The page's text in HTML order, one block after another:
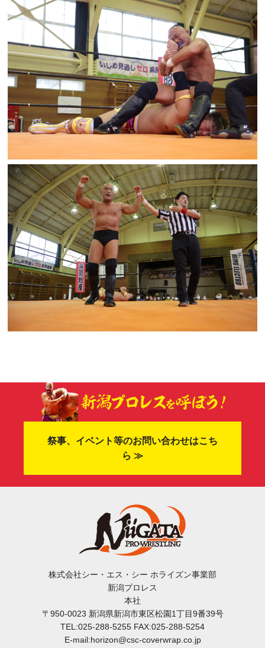
祭事、イベント等のお問い合わせはこち
ら ≫
株式会社シー・エス・シー ホライズン事業部
新潟プロレス
本社
〒950-0023 新潟県新潟市東区松園1丁目9番39号
TEL:025-288-5255 FAX:025-288-5254
E-mail:horizon@csc-coverwrap.co.jp